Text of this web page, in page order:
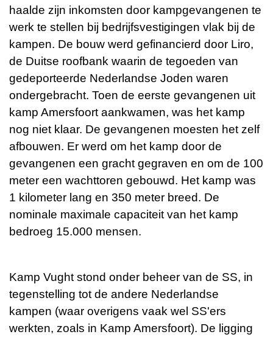
haalde zijn inkomsten door kampgevangenen te
werk te stellen bij bedrijfsvestigingen vlak bij de
kampen. De bouw werd gefinancierd door Liro,
de Duitse roofbank waarin de tegoeden van
gedeporteerde Nederlandse Joden waren
ondergebracht. Toen de eerste gevangenen uit
kamp Amersfoort aankwamen, was het kamp
nog niet klaar. De gevangenen moesten het zelf
afbouwen. Er werd om het kamp door de
gevangenen een gracht gegraven en om de 100
meter een wachttoren gebouwd. Het kamp was
1 kilometer lang en 350 meter breed. De
nominale maximale capaciteit van het kamp
bedroeg 15.000 mensen.
Kamp Vught stond onder beheer van de SS, in
tegenstelling tot de andere Nederlandse
kampen (waar overigens vaak wel SS'ers
werkten, zoals in Kamp Amersfoort). De ligging